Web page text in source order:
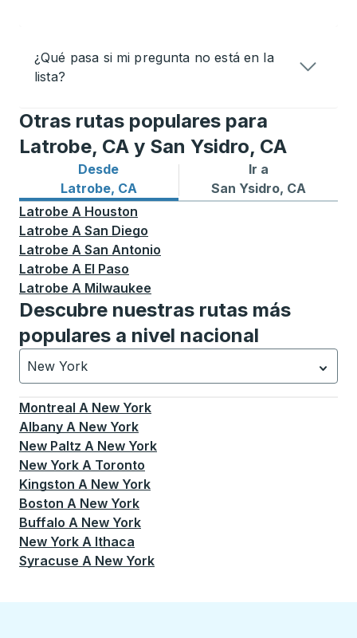
¿Qué pasa si mi pregunta no está en la
lista?
Otras rutas populares para
Latrobe, CA y San Ysidro, CA
Desde
Latrobe, CA
Rutas de autobuses desde Latrobe, CA
Ir a
San Ysidro, CA
Rutas de autobuses a San
Latrobe A Houston
Latrobe A San Diego
Latrobe A San Antonio
Latrobe A El Paso
Latrobe A Milwaukee
Descubre nuestras rutas más
populares a nivel nacional
New York
Currently selected: New York.La selección está
Montreal A New York
Albany A New York
New Paltz A New York
New York A Toronto
Kingston A New York
Boston A New York
Buffalo A New York
New York A Ithaca
Syracuse A New York